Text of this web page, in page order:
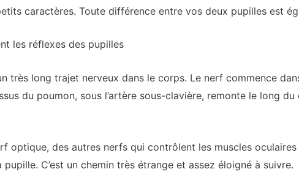
caractères. Toute différence entre vos deux pupilles est
les réflexes des pupilles
très long trajet nerveux dans le corps. Le nerf commence
du poumon, sous l’artère sous-clavière, remonte le long
optique, des autres nerfs qui contrôlent les muscles
C’est un chemin très étrange et assez éloigné à suivre.